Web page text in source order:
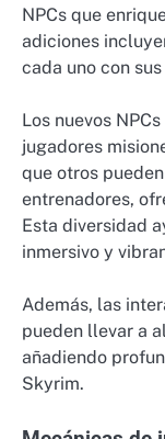
NPCs que
adiciones
cada uno con
Los nuevos
jugadores
que otros
entrenadores,
Esta diversidad
inmersivo y
Además, las
pueden llevar a
añadiendo
Skyrim.